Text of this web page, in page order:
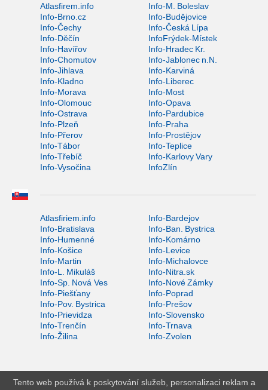
Atlasfirem.info
Info-M. Boleslav
Info-Brno.cz
Info-Budějovice
Info-Čechy
Info-Česká Lípa
Info-Děčín
InfoFrýdek-Místek
Info-Havířov
Info-Hradec Kr.
Info-Chomutov
Info-Jablonec n.N.
Info-Jihlava
Info-Karviná
Info-Kladno
Info-Liberec
Info-Morava
Info-Most
Info-Olomouc
Info-Opava
Info-Ostrava
Info-Pardubice
Info-Plzeň
Info-Praha
Info-Přerov
Info-Prostějov
Info-Tábor
Info-Teplice
Info-Třebíč
Info-Karlovy Vary
Info-Vysočina
InfoZlín
Atlasfiriem.info
Info-Bardejov
Info-Bratislava
Info-Ban. Bystrica
Info-Humenné
Info-Komárno
Info-Košice
Info-Levice
Info-Martin
Info-Michalovce
Info-L. Mikuláš
Info-Nitra.sk
Info-Sp. Nová Ves
Info-Nové Zámky
Info-Piešťany
Info-Poprad
Info-Pov. Bystrica
Info-Prešov
Info-Prievidza
Info-Slovensko
Info-Trenčín
Info-Trnava
Info-Žilina
Info-Zvolen
Tento web používá k poskytování služeb, personalizaci reklam a